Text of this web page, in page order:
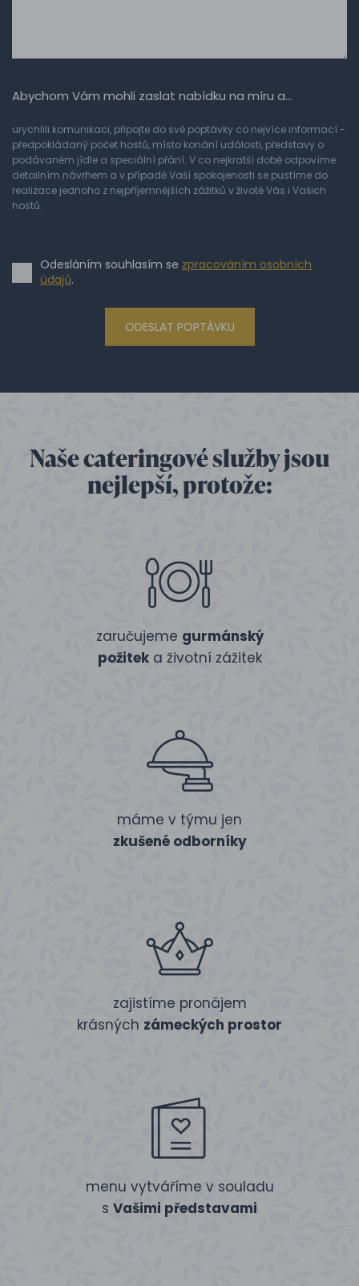
Abychom Vám mohli zaslat nabídku na míru a…
urychlili komunikaci, připojte do své poptávky co nejvíce informací -
předpokládaný počet hostů, místo konání události, představy o
podávaném jídle a speciální přání. V co nejkratší době odpovíme
detailním návrhem a v případě Vaší spokojenosti se pustíme do
realizace jednoho z nejpříjemnějších zážitků v životě Vás i Vašich
hostů.
Odesláním souhlasím se zpracováním osobních
údajů.
ODESLAT POPTÁVKU
Naše cateringové služby jsou
nejlepší, protože:
zaručujeme gurmánský
požiteka životní zážitek
máme v týmu jen
zkušené odborníky
zajistíme pronájem
krásných zámeckých prostor
menu vytváříme v souladu
s Vašimi představami